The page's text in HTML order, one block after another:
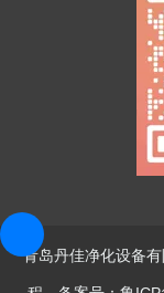
青岛丹佳净化设备